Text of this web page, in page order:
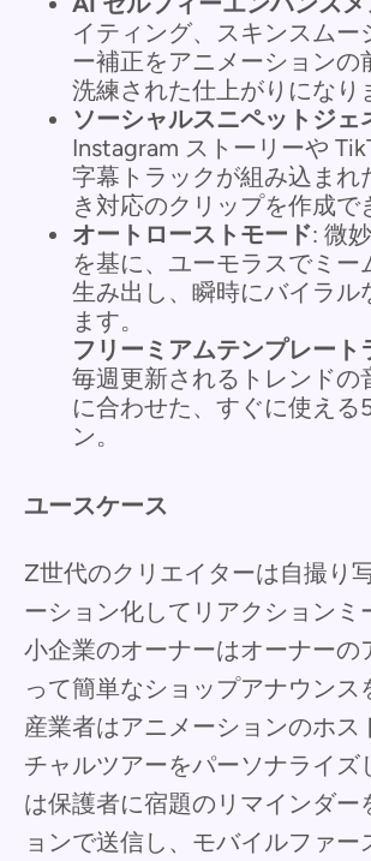
イティング、スキンスムー
ー補正をアニメーションの
洗練された仕上がりになり
ソーシャルスニペットジェ
Instagram ストーリーや
字幕トラックが組み込まれ
き対応のクリップを作成で
オートローストモード: 微
を基に、ユーモラスでミー
生み出し、瞬時にバイラル
ます。
フリーミアムテンプレート
毎週更新されるトレンドの
に合わせた、すぐに使える
ン。
ユースケース
Z世代のクリエイターは自撮り
ーション化してリアクションミ
小企業のオーナーはオーナーの
って簡単なショップアナウンス
産業者はアニメーションのホス
チャルツアーをパーソナライズ
は保護者に宿題のリマインダー
ョンで送信し、モバイルファー